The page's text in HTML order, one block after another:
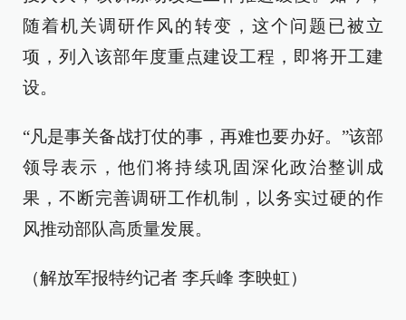
随着机关调研作风的转变，这个问题已被立
项，列入该部年度重点建设工程，即将开工建
设。
“凡是事关备战打仗的事，再难也要办好。”该部
领导表示，他们将持续巩固深化政治整训成
果，不断完善调研工作机制，以务实过硬的作
风推动部队高质量发展。
（解放军报特约记者 李兵峰 李映虹）